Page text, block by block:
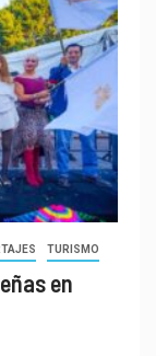
TURISMO
en